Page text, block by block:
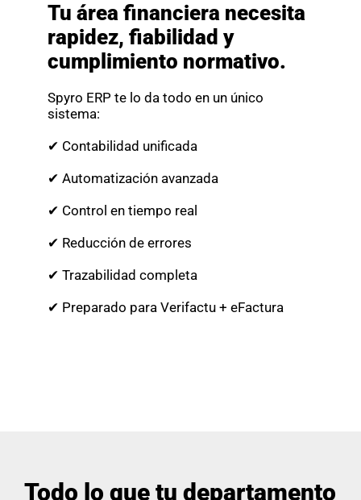
Tu área financiera necesita
rapidez, fiabilidad y
cumplimiento normativo.
Spyro ERP te lo da todo en un único
sistema:
✔ Contabilidad unificada
✔ Automatización avanzada
✔ Control en tiempo real
✔ Reducción de errores
✔ Trazabilidad completa
✔ Preparado para Verifactu + eFactura
Todo lo que tu departamento